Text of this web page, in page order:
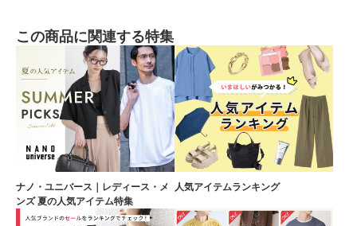
この商品に関連する特集
ナノ・ユニバース｜レディース・メ
ンズ 夏の人気アイテム特集
人気アイテムランキング